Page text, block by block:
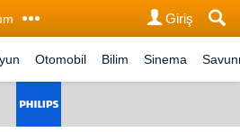
Giriş
Otomobil Bilim Sinema